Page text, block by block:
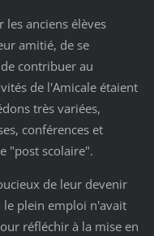
anciens élèves
amitié, de se
contribuer au
de l'Amicale étaient
très variées,
conférences et
"post scolaire".
de leur devenir
le plein emploi n'avait
réfléchir à la mise en